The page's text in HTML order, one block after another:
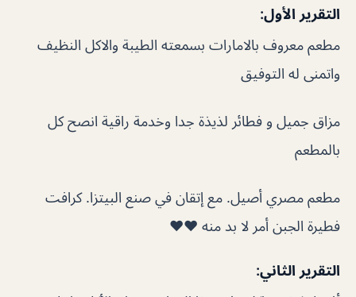
التقرير الأول:
مطعم معروف بالامارات بسمعته الطيبة والاكل النظيف
واتمنى له التوفيق
مزاق جميل و فطائر لذيذة جدا وخدمة راقية انصح كل
بالمطعم
مطعم مصري أصيل. مع إتقان في صنع البيتزا. كرافت
فطيرة الجبن أمر لا بد منه ❤️❤️
التقرير الثاني: